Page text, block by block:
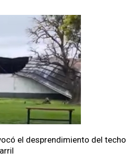
el desprendimiento del techo